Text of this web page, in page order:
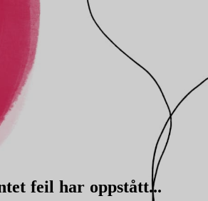
feil har oppstått...